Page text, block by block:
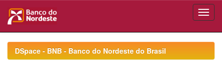
navigationDSpace - BNB - Banco do Nordeste do Brasil